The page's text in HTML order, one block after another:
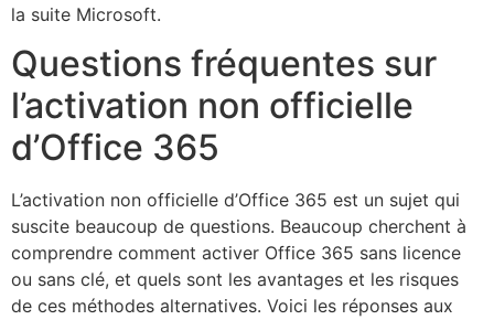
la suite Microsoft.
Questions fréquentes sur
l’activation non officielle
d’Office 365
L’activation non officielle d’Office 365 est un sujet qui
suscite beaucoup de questions. Beaucoup cherchent à
comprendre comment activer Office 365 sans licence
ou sans clé, et quels sont les avantages et les risques
de ces méthodes alternatives. Voici les réponses aux